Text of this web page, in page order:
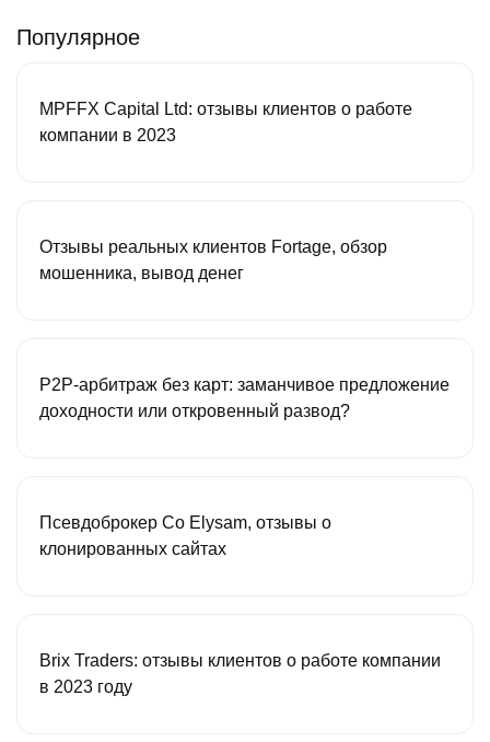
Популярное
MPFFX Capital Ltd: отзывы клиентов о работе
компании в 2023
Отзывы реальных клиентов Fortage, обзор
мошенника, вывод денег
P2P-арбитраж без карт: заманчивое предложение
доходности или откровенный развод?
Псевдоброкер Co Elysam, отзывы о
клонированных сайтах
Brix Traders: отзывы клиентов о работе компании
в 2023 году